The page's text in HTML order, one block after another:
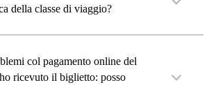
della classe di viaggio?
col pagamento online del
ricevuto il biglietto: posso